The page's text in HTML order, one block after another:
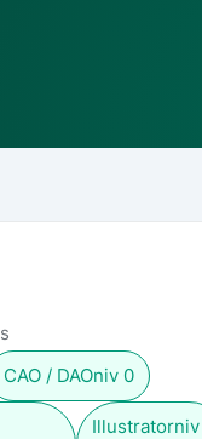
CAO / DAOniv 0
Illustratorniv